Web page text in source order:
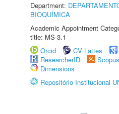
Department:
BIOQUÍMICA
Academic Appointment
title: MS-3.1
Orcid
CV Lattes
ResearcherID
Scopus
Dimensions
Repositório Institucional